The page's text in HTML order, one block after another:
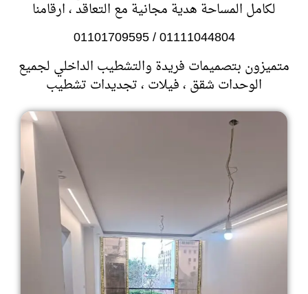
لكامل المساحة هدية مجانية مع التعاقد، ارقامنا
01111044804 / 01101709595
متميزون بتصميمات فريدة والتشطيب الداخلي لجميع
الوحدات شقق ، فيلات ، تجديدات تشطيب